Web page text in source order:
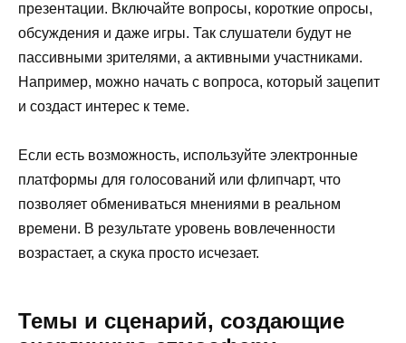
презентации. Включайте вопросы, короткие опросы,
обсуждения и даже игры. Так слушатели будут не
пассивными зрителями, а активными участниками.
Например, можно начать с вопроса, который зацепит
и создаст интерес к теме.
Если есть возможность, используйте электронные
платформы для голосований или флипчарт, что
позволяет обмениваться мнениями в реальном
времени. В результате уровень вовлеченности
возрастает, а скука просто исчезает.
Темы и сценарий, создающие